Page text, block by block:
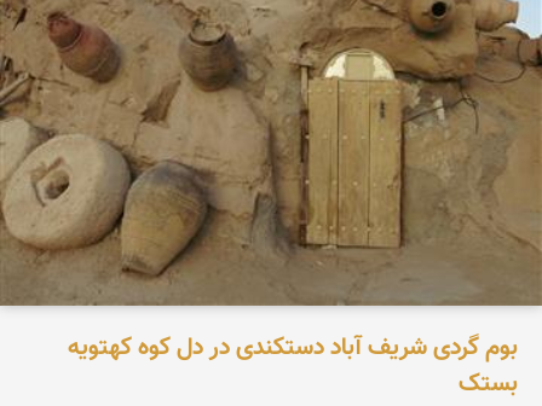
بوم گردی شریف آباد دستکندی در دل کوه کهتویه
بستک